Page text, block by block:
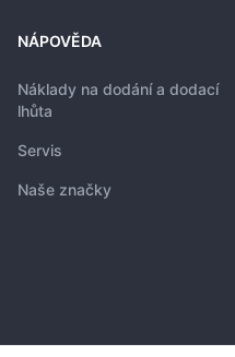
NÁPOVĚDA
Náklady na dodání a dodací
lhůta
Servis
Naše značky